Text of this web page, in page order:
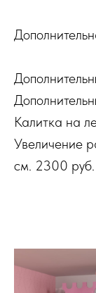
Калитка на
Увеличение
см. 2300 руб.